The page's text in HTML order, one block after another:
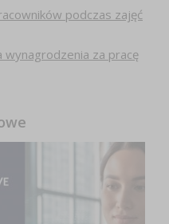
podczas zajęć
wynagrodzenia za pracę